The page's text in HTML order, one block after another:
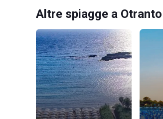
Altre spiagge a Otranto